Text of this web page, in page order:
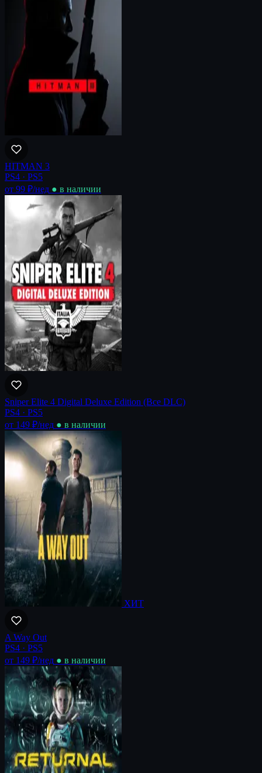
HITMAN 3
PS4 · PS5
от 99 ₽/нед ● в наличии
Sniper Elite 4 Digital Deluxe Edition (Все DLC)
PS4 · PS5
от 149 ₽/нед ● в наличии
ХИТ
A Way Out
PS4 · PS5
от 149 ₽/нед ● в наличии